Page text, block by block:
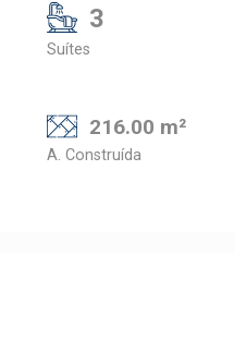
3
Suítes
216.00 m²
A. Construída